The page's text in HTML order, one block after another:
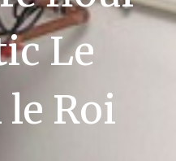
Le
le Roi